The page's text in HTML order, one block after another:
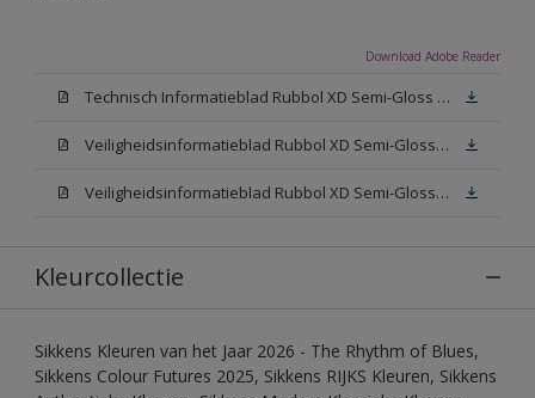
Download Adobe Reader
Technisch Informatieblad Rubbol XD Semi-Gloss (PDF)
Veiligheidsinformatieblad Rubbol XD Semi-Gloss White W05 (MSDS)
Veiligheidsinformatieblad Rubbol XD Semi-Gloss N00 (MSDS)
Kleurcollectie
Sikkens Kleuren van het Jaar 2026 - The Rhythm of Blues,
Sikkens Colour Futures 2025, Sikkens RIJKS Kleuren, Sikkens